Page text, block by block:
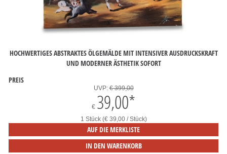
HOCHWERTIGES ABSTRAKTES ÖLGEMÄLDE MIT INTENSIVER AUSDRUCKSKRAFT
UND MODERNER ÄSTHETIK SOFORT
PREIS
UVP:€ 399,00
€ 39,00*
1 Stück (€ 39,00 / Stück)
AUF DIE MERKLISTE
IN DEN WARENKORB